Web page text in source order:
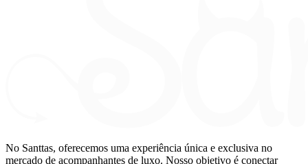
No Santtas, oferecemos uma experiência única e exclusiva no
mercado de acompanhantes de luxo. Nosso objetivo é conectar